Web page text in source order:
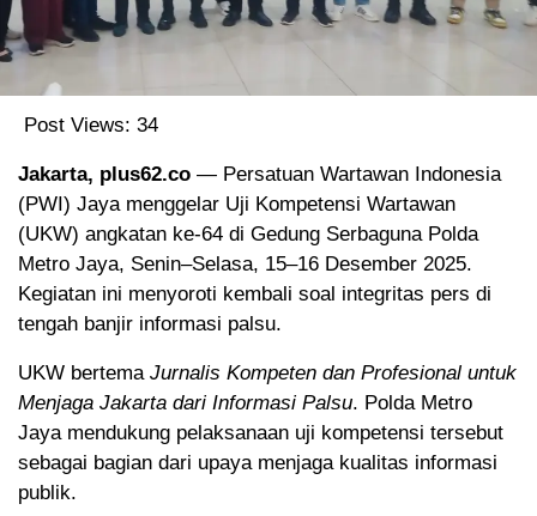
Post Views: 34
Jakarta, plus62.co — Persatuan Wartawan Indonesia
(PWI) Jaya menggelar Uji Kompetensi Wartawan
(UKW) angkatan ke-64 di Gedung Serbaguna Polda
Metro Jaya, Senin–Selasa, 15–16 Desember 2025.
Kegiatan ini menyoroti kembali soal integritas pers di
tengah banjir informasi palsu.
UKW bertema Jurnalis Kompeten dan Profesional untuk
Menjaga Jakarta dari Informasi Palsu. Polda Metro
Jaya mendukung pelaksanaan uji kompetensi tersebut
sebagai bagian dari upaya menjaga kualitas informasi
publik.